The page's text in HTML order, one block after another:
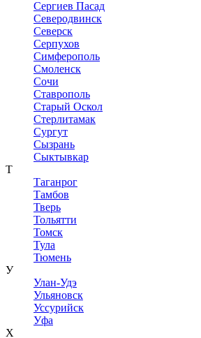
Сергиев Пасад
Северодвинск
Северск
Серпухов
Симферополь
Смоленск
Сочи
Ставрополь
Старый Оскол
Стерлитамак
Сургут
Сызрань
Сыктывкар
Т
Таганрог
Тамбов
Тверь
Тольятти
Томск
Тула
Тюмень
У
Улан-Удэ
Ульяновск
Уссурийск
Уфа
Х